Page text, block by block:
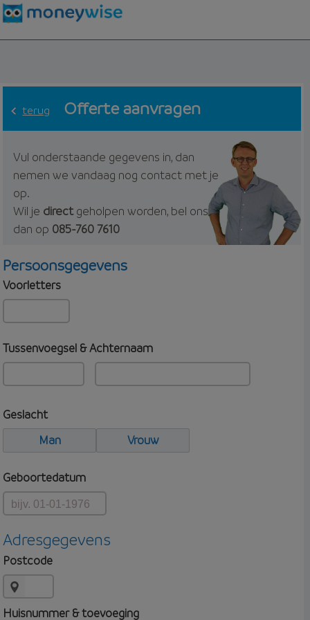
terug Offerte aanvragen
Vul onderstaande gegevens in, dan
nemen we vandaag nog contact met je
op.
Wil je directgeholpen worden, bel ons
dan op 085-760 7610
Persoonsgegevens
Voorletters
Tussenvoegsel & Achternaam
Geslacht
Man
Vrouw
Geboortedatum
Adresgegevens
Postcode
Huisnummer & toevoeging